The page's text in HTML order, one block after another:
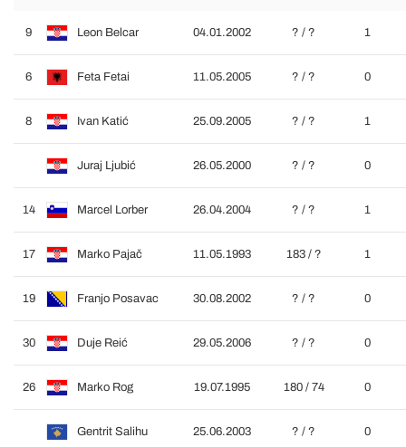
9 Leon Belcar 04.01.2002 ? / ? 1
6 Feta Fetai 11.05.2005 ? / ? 0
8 Ivan Katić 25.09.2005 ? / ? 1
Juraj Ljubić 26.05.2000 ? / ? 0
14 Marcel Lorber 26.04.2004 ? / ? 1
17 Marko Pajač 11.05.1993 183 / ? 1
19 Franjo Posavac 30.08.2002 ? / ? 0
30 Duje Reić 29.05.2006 ? / ? 0
26 Marko Rog 19.07.1995 180 / 74 0
Gentrit Salihu 25.06.2003 ? / ? 0